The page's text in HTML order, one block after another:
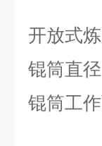
开放式
锟筒直
锟筒工